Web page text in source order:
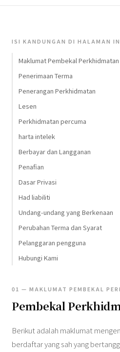
ISI KANDUNGAN DI HALAMAN
Maklumat Pembekal Perkhidmatan
Penerimaan Terma
Penerangan Perkhidmatan
Lesen
Perkhidmatan percuma
harta intelek
Berbayar dan Langganan
Penafian
Dasar Privasi
Had liabiliti
Undang-undang yang Berkenaan
Perubahan Terma dan Syarat
Pelanggaran pengguna
Hubungi Kami
01 — MAKLUMAT PEMBEKAL
Pembekal
Berikut adalah maklumat
berdaftar yang sah yang